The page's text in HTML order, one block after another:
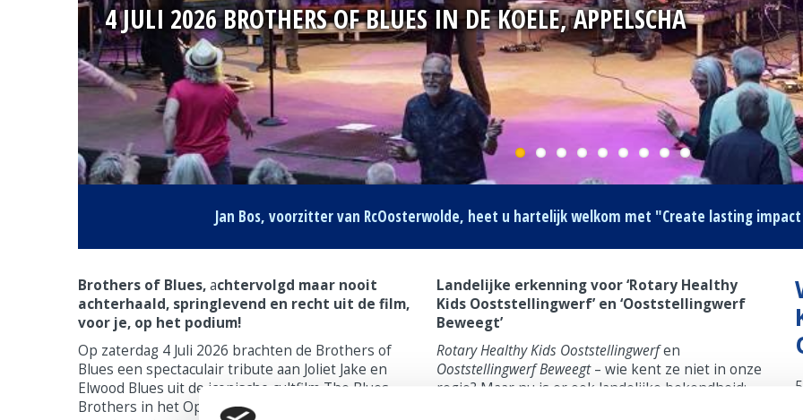
4 JULI 2026 BROTHERS OF BLUES IN DE KOELE, APPELSCHA
Jan Bos, voorzitter van RcOosterwolde, heet u hartelijk welkom met "Create lasting
Brothers of Blues,achtervolgd maar nooit
achterhaald, springlevend en recht uit de film,
voor je, op het podium!
Op zaterdag 4 Juli 2026 brachten de Brothers of
Blues een spectaculair tribute aan Joliet Jake en
Elwood Blues uit de iconische cultfilm The Blues
Brothers in het Openluchttheater De Koele in
Landelijke erkenning voor ‘Rotary Healthy
Kids Ooststellingwerf’ en ‘Ooststellingwerf
Beweegt’
Rotary Healthy Kids Ooststellingwerfen
Ooststellingwerf Beweegt– wie kent ze niet in onze
regio? Maar nu is er ook landelijke bekendheid: